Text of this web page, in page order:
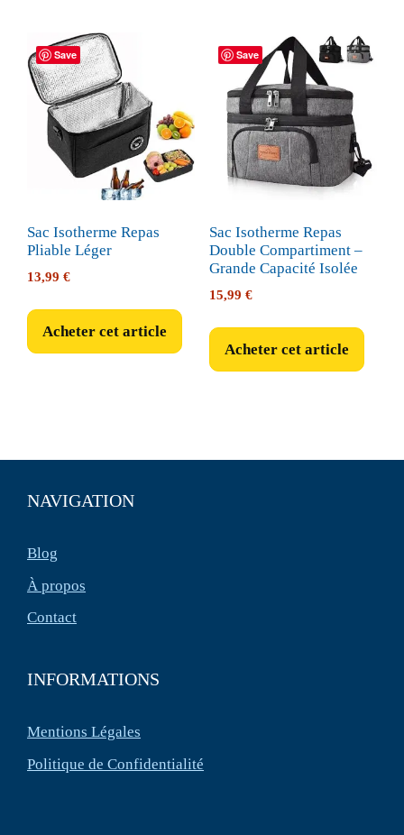
Save
Sac Isotherme Repas
Pliable Léger
13,99 €
Acheter cet article
Save
Sac Isotherme Repas
Double Compartiment –
Grande Capacité Isolée
15,99 €
Acheter cet article
NAVIGATION
Blog
À propos
Contact
INFORMATIONS
Mentions Légales
Politique de Confidentialité